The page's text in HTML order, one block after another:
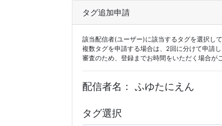
タグ追加申請
該当配信者(ユーザー)に該当するタグを選択し
複数タグを申請する場合は、2回に分けて申請
審査のため、登録までお時間をいただく場合が
配信者名： ふゆたにえん
タグ選択